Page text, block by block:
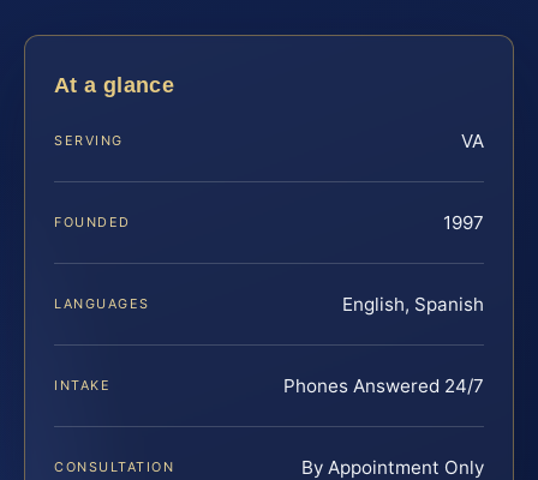
At a glance
SERVING VA
FOUNDED 1997
LANGUAGES English, Spanish
INTAKE Phones Answered 24/7
CONSULTATION By Appointment Only